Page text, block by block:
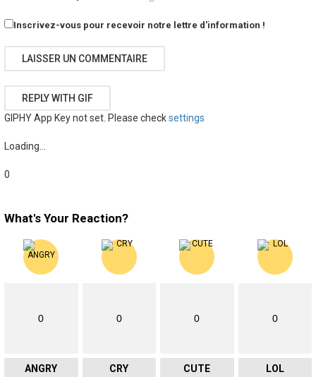
Inscrivez-vous pour recevoir notre lettre d'information !
LAISSER UN COMMENTAIRE
REPLY WITH GIF
GIPHY App Key not set. Please checksettings
Loading…
0
What's Your Reaction?
0
ANGRY
0
CRY
0
CUTE
0
LOL